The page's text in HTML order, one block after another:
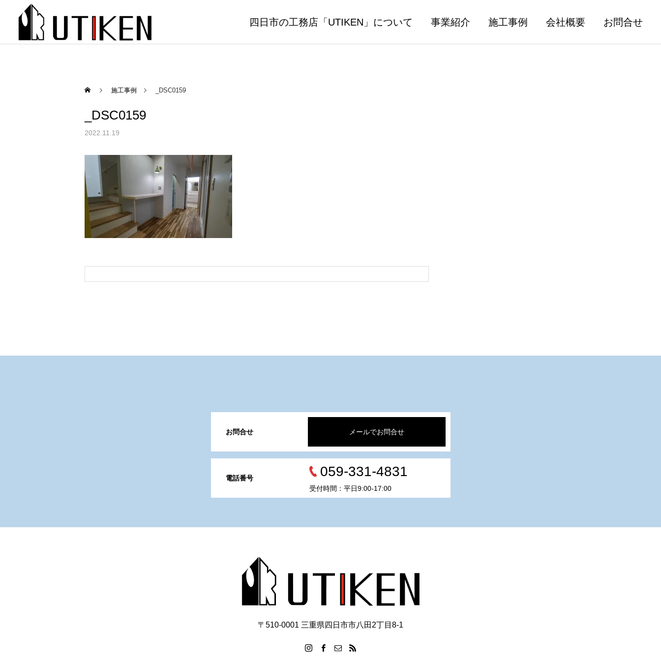
四日市の工務店「UTIKEN」について 事業紹介 施工事例 会社概要 お問合せ
施工事例 _DSC0159
_DSC0159
2022.11.19
お問合せ メールでお問合せ
電話番号 059-331-4831
受付時間：平日9:00-17:00
〒510-0001 三重県四日市市八田2丁目8‐1